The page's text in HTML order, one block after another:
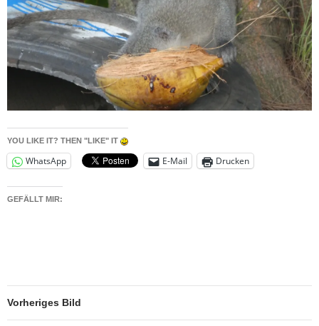
YOU LIKE IT? THEN "LIKE" IT
WhatsApp E-Mail Drucken
GEFÄLLT MIR:
Vorheriges Bild